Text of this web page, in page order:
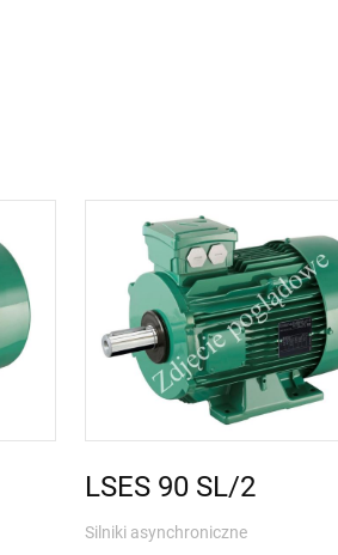
LSES 90 SL/2
Silniki asynchroniczne